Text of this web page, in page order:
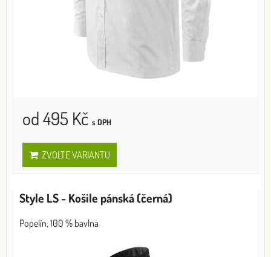
od 495 Kč s DPH
ZVOLTE VARIANTU
Style LS - Košile pánská (černá)
Popelín, 100 % bavlna